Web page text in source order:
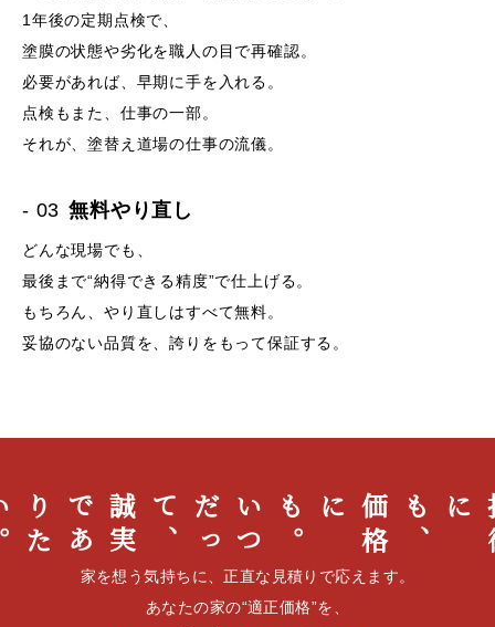
1年後の定期点検で、
塗膜の状態や劣化を職人の目で再確認。
必要があれば、早期に手を入れる。
点検もまた、仕事の一部。
それが、塗替え道場の仕事の流儀。
- 03 無料やり直し
どんな現場でも、
最後まで“納得できる精度”で仕上げる。
もちろん、やり直しはすべて無料。
妥協のない品質を、誇りをもって保証する。
、
価
格
にも
。
い
つ
だ
っ
て
、
誠
実
で
あ
り
た
い
。
家を想う気持ちに、正直な見積りで応えます。
あなたの家の“適正価格”を、